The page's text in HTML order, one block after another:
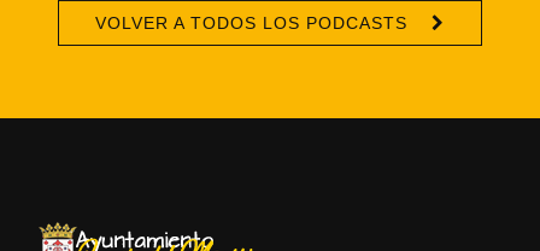
VOLVER A TODOS LOS PODCASTS